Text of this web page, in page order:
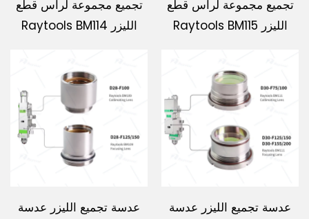
تجميع مجموعة لرأس قطع
الليزر Raytools BM115
تجميع مجموعة لرأس قطع
الليزر Raytools BM114
عدسة تجميع الليزر عدسة
عدسة تجميع الليزر عدسة